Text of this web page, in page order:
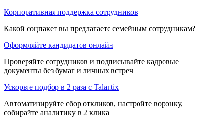
Корпоративная поддержка сотрудников
Какой соцпакет вы предлагаете семейным сотрудникам?
Оформляйте кандидатов онлайн
Проверяйте сотрудников и подписывайте кадровые
документы без бумаг и личных встреч
Ускорьте подбор в 2 раза с Talantix
Автоматизируйте сбор откликов, настройте воронку,
собирайте аналитику в 2 клика